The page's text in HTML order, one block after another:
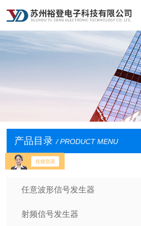
产品目录 / PRODUCT MENU
信号发生器
任意波形信号发生器
射频信号发生器